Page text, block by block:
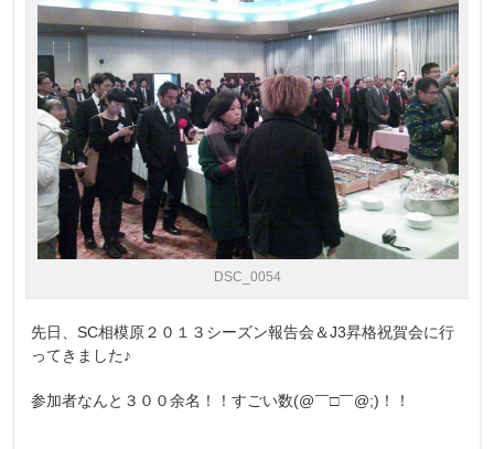
DSC_0054
先日、SC相模原２０１３シーズン報告会＆J3昇格祝賀会に行
ってきました♪
参加者なんと３００余名！！すごい数(@￣□￣@;)！！